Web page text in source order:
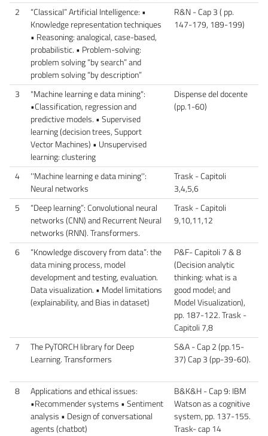
2
“Classical” Artificial Intelligence: •
Knowledge representation techniques
• Reasoning: analogical, case-based,
probabilistic. • Problem-solving:
problem solving “by search” and
problem solving “by description”
R&N - Cap 3 ( pp.
147-179, 189-199)
3
"Machine learning e data mining":
•Classification, regression and
predictive models. • Supervised
learning (decision trees, Support
Vector Machines) • Unsupervised
learning: clustering
Dispense del docente
(pp.1-60)
4
''Machine learning e data mining'':
Neural networks
Trask - Capitoli
3,4,5,6
5
“Deep learning”: Convolutional neural
networks (CNN) and Recurrent Neural
networks (RNN). Transformers.
Trask - Capitoli
9,10,11,12
6
“Knowledge discovery from data”: the
data mining process, model
development and testing, evaluation.
Data visualization. • Model limitations
(explainability, and Bias in dataset)
P&F- Capitoli 7 & 8
(Decision analytic
thinking: what is a
good model; and
Model Visualization),
pp. 187-122. Trask -
Capitoli 7,8
7
The PyTORCH library for Deep
Learning. Transformers
S&A - Cap 2 (pp.15-
37) Cap 3 (pp-39-60).
8
Applications and ethical issues:
•Recommender systems • Sentiment
analysis • Design of conversational
agents (chatbot)
B&K&H - Cap 9: IBM
Watson as a cognitive
system, pp. 137-155.
Trask- cap 14